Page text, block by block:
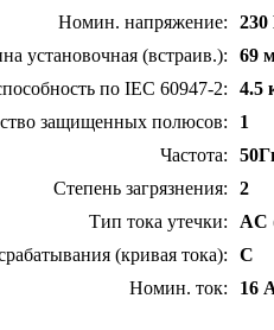
Номин. напряжение:
230
установочная (встраив.):
69
по IEC 60947-2:
4.5
защищенных полюсов:
1
Частота:
Степень загрязнения:
2
Тип тока утечки:
AC
(кривая тока):
C
Номин. ток:
16